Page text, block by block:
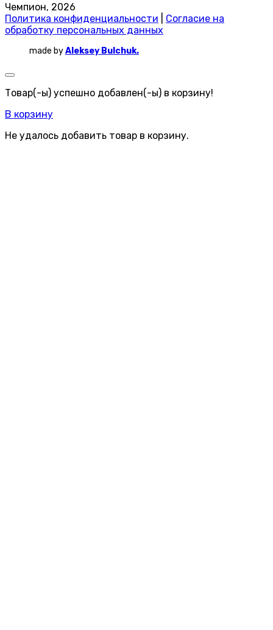
Чемпион, 2026
Политика конфиденциальности
Согласие на
обработку персональных данных
made byAleksey Bulchuk.
Товар(-ы) успешно добавлен(-ы) в корзину!
В корзину
Не удалось добавить товар в корзину.